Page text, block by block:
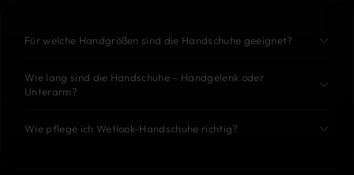
Für welche Handgrößen sind die Handschuhe geeignet?
Wie lang sind die Handschuhe – Handgelenk oder
Unterarm?
Wie pflege ich Wetlook-Handschuhe richtig?